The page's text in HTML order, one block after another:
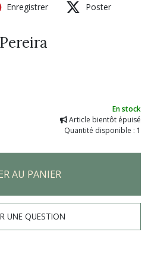
Enregistrer Poster
En stock
Article bientôt épuisé
Quantité disponible : 1
AU PANIER
UNE QUESTION